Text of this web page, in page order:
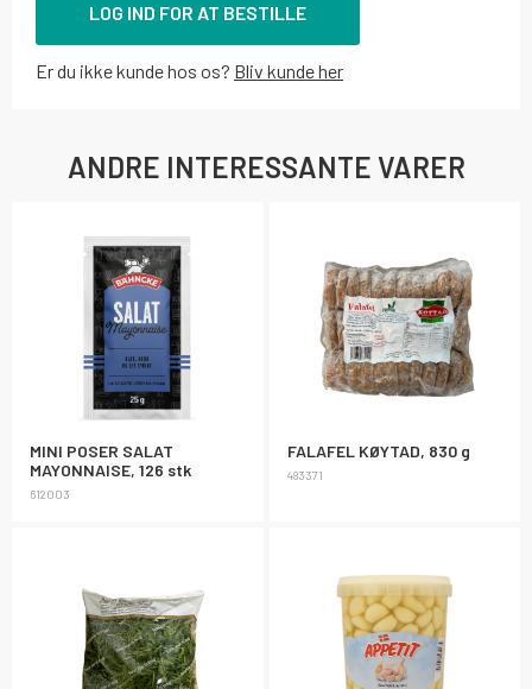
LOG IND FOR AT BESTILLE
Er du ikke kunde hos os? Bliv kunde her
ANDRE INTERESSANTE VARER
MINI POSER SALAT
MAYONNAISE, 126 stk
612003
FALAFEL KØYTAD, 830 g
483371